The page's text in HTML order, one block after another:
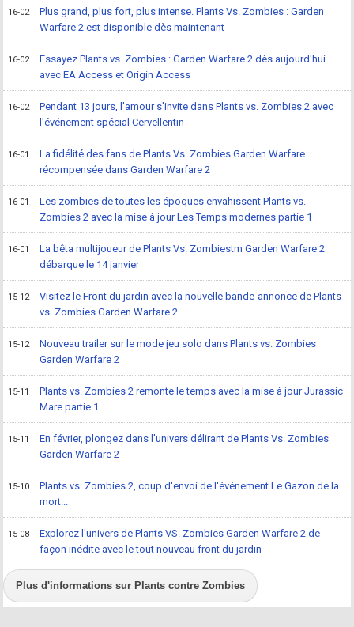
16-02
Plus grand, plus fort, plus intense. Plants Vs. Zombies : Garden
Warfare 2 est disponible dès maintenant
16-02
Essayez Plants vs. Zombies : Garden Warfare 2 dès aujourd'hui
avec EA Access et Origin Access
16-02
Pendant 13 jours, l'amour s'invite dans Plants vs. Zombies 2 avec
l'événement spécial Cervellentin
16-01
La fidélité des fans de Plants Vs. Zombies Garden Warfare
récompensée dans Garden Warfare 2
16-01
Les zombies de toutes les époques envahissent Plants vs.
Zombies 2 avec la mise à jour Les Temps modernes partie 1
16-01
La bêta multijoueur de Plants Vs. Zombiestm Garden Warfare 2
débarque le 14 janvier
15-12
Visitez le Front du jardin avec la nouvelle bande-annonce de Plants
vs. Zombies Garden Warfare 2
15-12
Nouveau trailer sur le mode jeu solo dans Plants vs. Zombies
Garden Warfare 2
15-11
Plants vs. Zombies 2 remonte le temps avec la mise à jour Jurassic
Mare partie 1
15-11
En février, plongez dans l'univers délirant de Plants Vs. Zombies
Garden Warfare 2
15-10
Plants vs. Zombies 2, coup d'envoi de l'événement Le Gazon de la
mort...
15-08
Explorez l'univers de Plants VS. Zombies Garden Warfare 2 de
façon inédite avec le tout nouveau front du jardin
Plus d'informations sur Plants contre Zombies